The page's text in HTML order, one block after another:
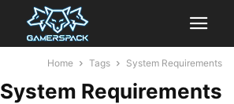
Home Tags System Requirements
System Requirements